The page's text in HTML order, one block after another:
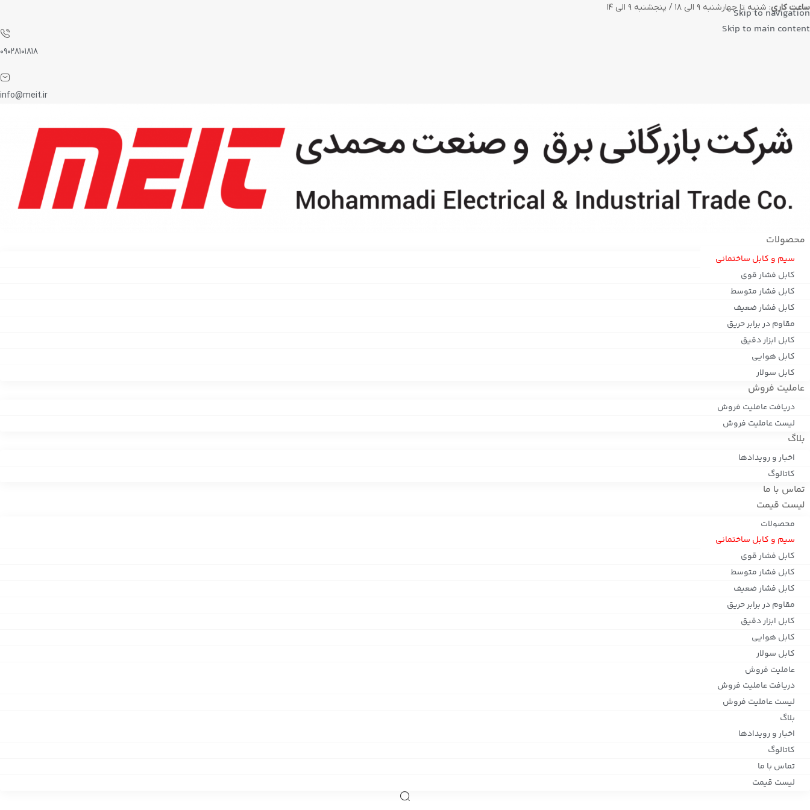
Skip to navigation
Skip to main content
ساعت کاری: شنبه تا چهارشنبه ۹ الی ۱۸ / پنجشنبه ۹ الی ۱۴
۰۹۰۲۸۱۰۱۸۱۸
info@meit.ir
محصولات
سیم و کابل ساختمانی
کابل فشار قوی
کابل فشار متوسط
کابل فشار ضعیف
مقاوم در برابر حریق
کابل ابزار دقیق
کابل هوایی
کابل سولار
عاملیت فروش
دریافت عاملیت فروش
لیست عاملیت فروش
بلاگ
اخبار و رویدادها
کاتالوگ
تماس با ما
لیست قیمت
محصولات
سیم و کابل ساختمانی
کابل فشار قوی
کابل فشار متوسط
کابل فشار ضعیف
مقاوم در برابر حریق
کابل ابزار دقیق
کابل هوایی
کابل سولار
عاملیت فروش
دریافت عاملیت فروش
لیست عاملیت فروش
بلاگ
اخبار و رویدادها
کاتالوگ
تماس با ما
لیست قیمت